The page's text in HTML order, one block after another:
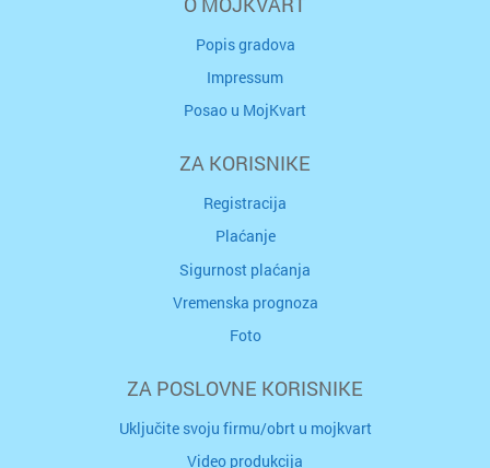
Popis gradova
Impressum
Posao u MojKvart
ZA KORISNIKE
Registracija
Plaćanje
Sigurnost plaćanja
Vremenska prognoza
Foto
ZA POSLOVNE KORISNIKE
Uključite svoju firmu/obrt u mojkvart
Video produkcija